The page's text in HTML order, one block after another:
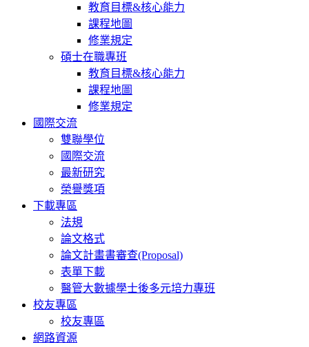
教育目標&核心能力
課程地圖
修業規定
碩士在職專班
教育目標&核心能力
課程地圖
修業規定
國際交流
雙聯學位
國際交流
最新研究
榮譽獎項
下載專區
法規
論文格式
論文計畫書審查(Proposal)
表單下載
醫管大數據學士後多元培力專班
校友專區
校友專區
網路資源